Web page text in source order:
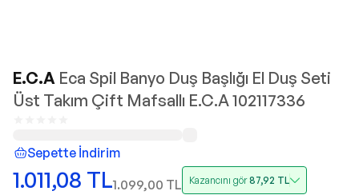
E.C.A Eca Spil Banyo Duş Başlığı El Duş Seti
Üst Takım Çift Mafsallı E.C.A 102117336
Sepette İndirim
1.011,08 TL1.099,00 TL Kazancını gör87,92 TL